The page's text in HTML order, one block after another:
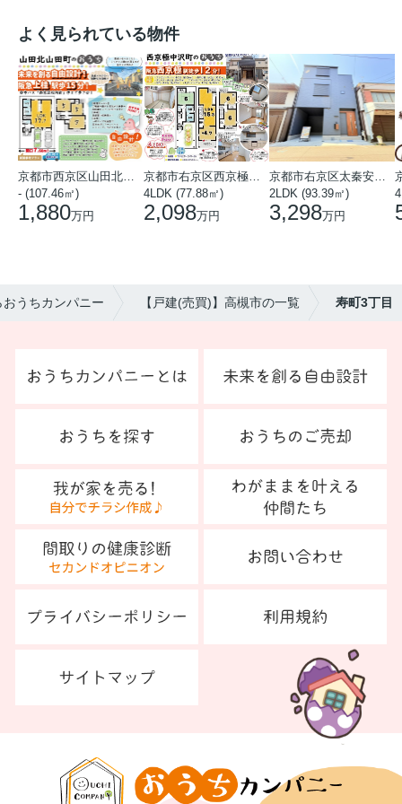
よく見られている物件
- (107.46㎡)
1,880万円
4LDK (77.88㎡)
2,098万円
2LDK (93.39㎡)
3,298万円
うちカンパニー 【戸建(売買)】高槻市の一覧 寿町3丁目